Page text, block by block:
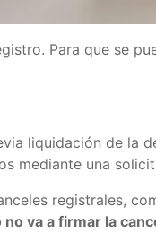
Para que se
liquidación de la
mediante una
registrales,
no va a firmar la